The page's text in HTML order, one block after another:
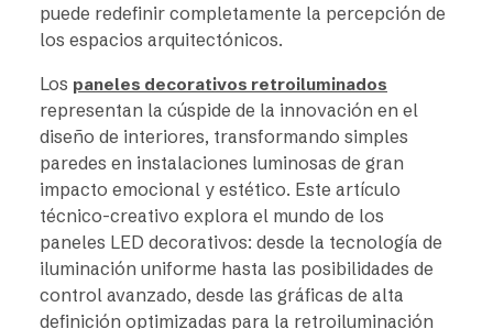
puede redefinir completamente la percepción de
los espacios arquitectónicos.
Los paneles decorativos retroiluminados
representan la cúspide de la innovación en el
diseño de interiores, transformando simples
paredes en instalaciones luminosas de gran
impacto emocional y estético. Este artículo
técnico-creativo explora el mundo de los
paneles LED decorativos: desde la tecnología de
iluminación uniforme hasta las posibilidades de
control avanzado, desde las gráficas de alta
definición optimizadas para la retroiluminación